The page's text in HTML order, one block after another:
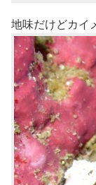
地味だけどカイ